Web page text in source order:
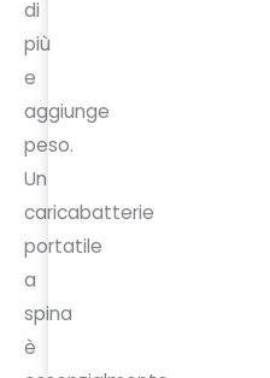
di
più
e
aggiunge
peso.
Un
caricabatterie
portatile
a
spina
è